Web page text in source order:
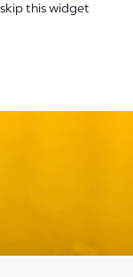
skip this widget